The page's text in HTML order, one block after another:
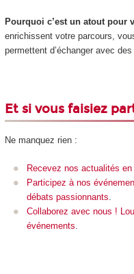
Pourquoi c’est un atout pour
enrichissent votre parcours,
permettent d’échanger avec
Et si vous faisiez
Ne manquez rien :
Recevez nos actualités
Participez à nos
débats passionnants
Collaborez avec nous !
événements